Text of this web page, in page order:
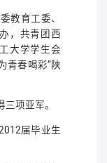
教育工委、
，共青团西
大学学生会
青春喝彩”陕
项亚军。
届毕业生